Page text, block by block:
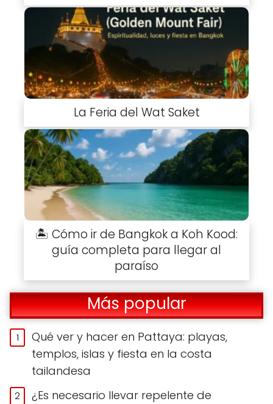
La Feria del Wat Saket
🏝️ Cómo ir de Bangkok a Koh Kood:
guía completa para llegar al
paraíso
Más popular
Qué ver y hacer en Pattaya: playas,
templos, islas y fiesta en la costa
tailandesa
¿Es necesario llevar repelente de